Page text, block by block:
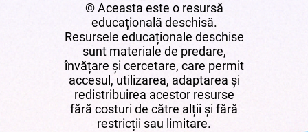
© Aceasta este o resursă
educațională deschisă.
Resursele educaționale deschise
sunt materiale de predare,
învățare și cercetare, care permit
accesul, utilizarea, adaptarea și
redistribuirea acestor resurse
fără costuri de către alții și fără
restricții sau limitare.